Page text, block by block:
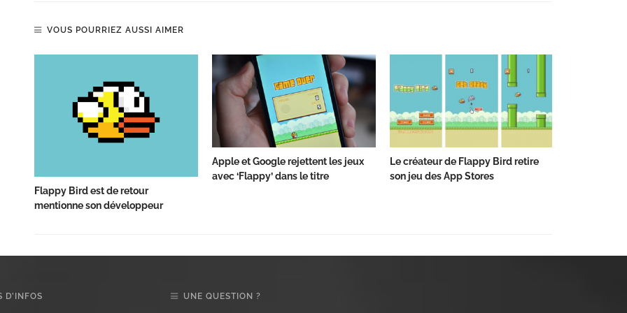
VOUS POURRIEZ AUSSI AIMER
Flappy Bird est de retour
mentionne son développeur
Apple et Google rejettent les jeux
avec ‘Flappy’ dans le titre
Le créateur de Flappy Bird retire
son jeu des App Stores
D’INFOS UNE QUESTION ?